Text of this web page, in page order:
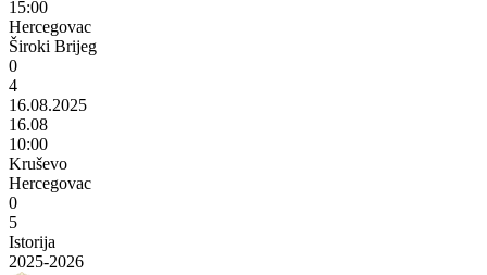
15:00
Hercegovac
Široki Brijeg
0
4
16.08.2025
16.08
10:00
Kruševo
Hercegovac
0
5
Istorija
2025-2026